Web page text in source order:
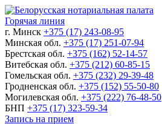
Горячая линия
г. Минск +375 (17) 243-08-95
Минская обл. +375 (17) 251-07-94
Брестская обл. +375 (162) 52-14-57
Витебская обл. +375 (212) 60-85-15
Гомельская обл. +375 (232) 29-39-48
Гродненская обл. +375 (152) 55-50-80
Могилевская обл. +375 (222) 76-48-50
БНП +375 (17) 323-59-34
Запись на прием